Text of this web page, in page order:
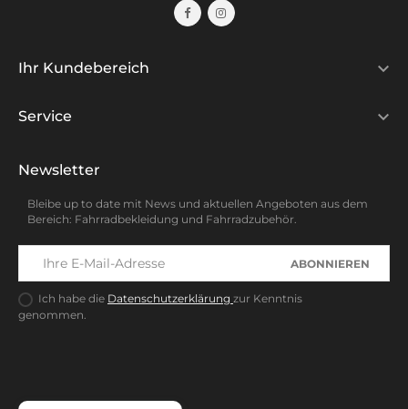
Ihr Kundebereich 
Service 
Newsletter
Bleibe up to date mit News und aktuellen Angeboten aus dem
Bereich: Fahrradbekleidung und Fahrradzubehör.
ABONNIEREN
Ich habe die Datenschutzerklärung zur Kenntnis
genommen.